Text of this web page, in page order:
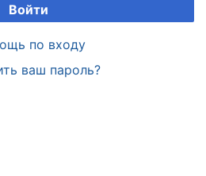
Войти
по входу
ваш пароль?